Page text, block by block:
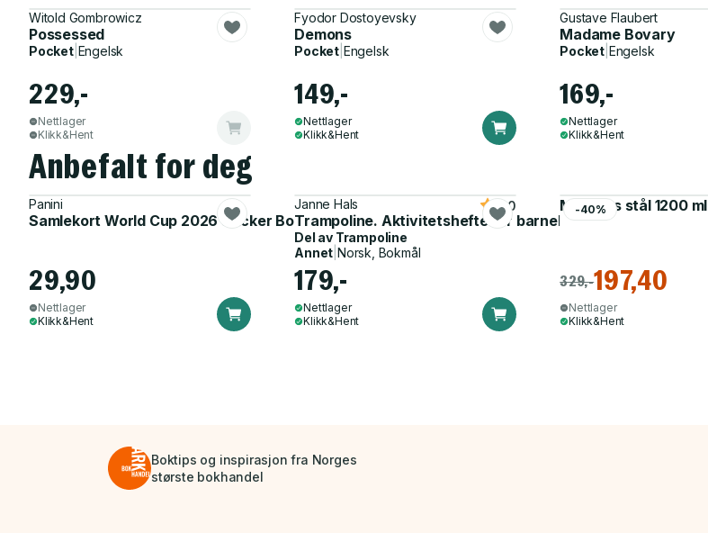
Witold Gombrowicz
Possessed
Pocket| Engelsk
229,-
Nettlager
Klikk&Hent
Fyodor Dostoyevsky
Demons
Pocket| Engelsk
149,-
Nettlager
Klikk&Hent
Gustave Flaubert
Madame Bovary
Pocket Engelsk
169,-
Nettlager
Klikk&Hent
Anbefalt for deg
Panini
Samlekort World Cup 2026 Sticker Booster
29,90
Nettlager
Klikk&Hent
Janne Hals
Trampoline. Aktivitetshefte for barnehagen
5.0
Del av Trampoline
Annet Norsk, Bokmål
179,-
Nettlager
Klikk&Hent
-40%
Matboks stål 1200 ml
329,-197,40
Nettlager
Klikk&Hent
Boktips og inspirasjon fra Norges
største bokhandel